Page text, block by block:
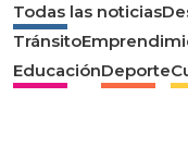
Todas las noticias
Tránsito
EducaciónDeporte